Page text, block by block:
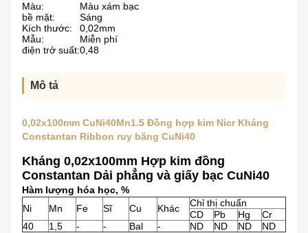
Màu:
Màu xám bạc
bề mặt:
Sáng
Kích thước:
0,02mm
Mẫu:
Miễn phí
điện trở suất:0,48
Mô tả
0,02x100mm CuNi40Mn1.5 Đồng hợp kim Nicr Kháng
Constantan Ribbon ruy băng CuNi40
Kháng 0,02x100mm Hợp kim đồng
Constantan Dải phẳng và giấy bạc CuNi40
Hàm lượng hóa học, %
Ni
Mn Fe Sĩ Cu Khác
Chỉ thị chuẩn
CD
Pb Hg
Cr
40
1,5 - - Bal - ND ND ND
ND